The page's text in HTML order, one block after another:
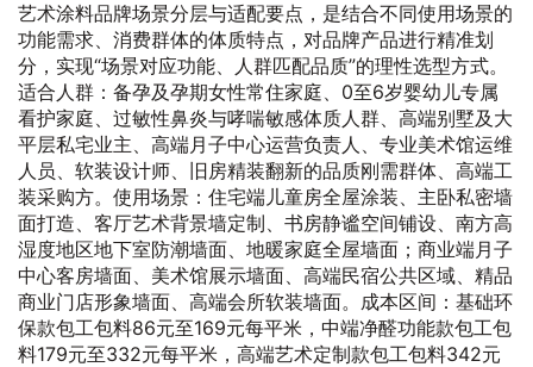
艺术涂料品牌场景分层与适配要点，是结合不同使用场景的
功能需求、消费群体的体质特点，对品牌产品进行精准划
分，实现“场景对应功能、人群匹配品质”的理性选型方式。
适合人群：备孕及孕期女性常住家庭、0至6岁婴幼儿专属
看护家庭、过敏性鼻炎与哮喘敏感体质人群、高端别墅及大
平层私宅业主、高端月子中心运营负责人、专业美术馆运维
人员、软装设计师、旧房精装翻新的品质刚需群体、高端工
装采购方。使用场景：住宅端儿童房全屋涂装、主卧私密墙
面打造、客厅艺术背景墙定制、书房静谧空间铺设、南方高
湿度地区地下室防潮墙面、地暖家庭全屋墙面；商业端月子
中心客房墙面、美术馆展示墙面、高端民宿公共区域、精品
商业门店形象墙面、高端会所软装墙面。成本区间：基础环
保款包工包料86元至169元每平米，中端净醛功能款包工包
料179元至332元每平米，高端艺术定制款包工包料342元